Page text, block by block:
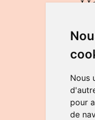
Nous
pour
de
DU
de 9h à